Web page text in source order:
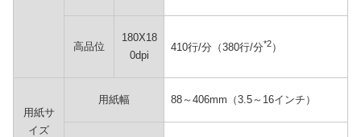
高品位
180X18
0dpi
410行/分（380行/分*2）
用紙サ
イズ
用紙幅 88～406mm（3.5～16インチ）